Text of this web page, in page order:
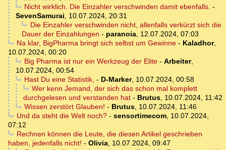
Nicht wirklich. Die Einzahler verschwinden damit ebenfalls. -
SevenSamurai, 10.07.2024, 20:31
Die Einzahler verschwinden nicht, allenfalls verkürzt sich die
Dauer der Einzahlungen - paranoia, 12.07.2024, 07:03
Na klar, BigPharma bringt sich selbst um Gewinne- Kaladhor,
10.07.2024, 00:20
Big Pharma ist nur ein Werkzeug der Elite- Arbeiter,
10.07.2024, 00:54
Hast Du eine Statistik, - D-Marker, 10.07.2024, 00:58
Wer kenn Jemand, der sich das schon mal komplett
durchgelesen und verstanden hat - Brutus, 10.07.2024, 11:42
Wissen zerstört Glauben! - Brutus, 10.07.2024, 11:46
Und da steht die Welt noch?- sensortimecom, 10.07.2024,
07:12
Rechnen können die Leute, die diesen Artikel geschrieben
haben, jedenfalls nicht! - Olivia, 10.07.2024, 09:47